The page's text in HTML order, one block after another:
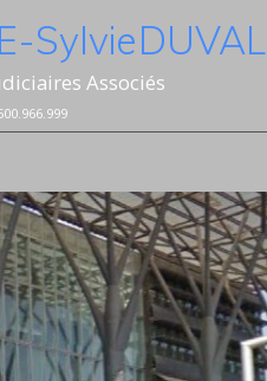
- Sylvie DUVAL
Associés